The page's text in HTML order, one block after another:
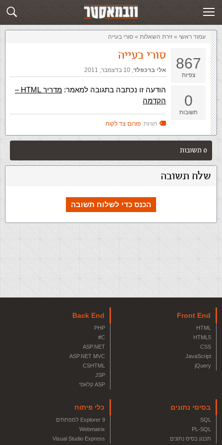
שלח תשובה זירת השאלות
עמוד ראשי » ‏זירת השאלות‏ » סורי בעייה
867
צפיות
0
תשובות
סורי בעייה
אלי ברכפלד,‏ 10 בדצמבר, 2011
הודעה זו נכתבה בתגובה למאמר:
מדריך HTML –
הקדמה
תגיות: פורום צד לקוח
0 תשובות
שלח תשובה
הכנס כדי לשלוח תשובה
Front End
HTML
HTML5
CSS
JavaScript
jQuery
Back End
PHP
C#
ASP.NET
ASP.NET MVC
CSHTML
JSP
ASP קלאסי
בסיסי נתונים
SQL
PL-SQL
תכנון בסיס נתונים
כלי פיתוח
Explorer 9 למפתחים
Webmatrix
Visual Studio Express